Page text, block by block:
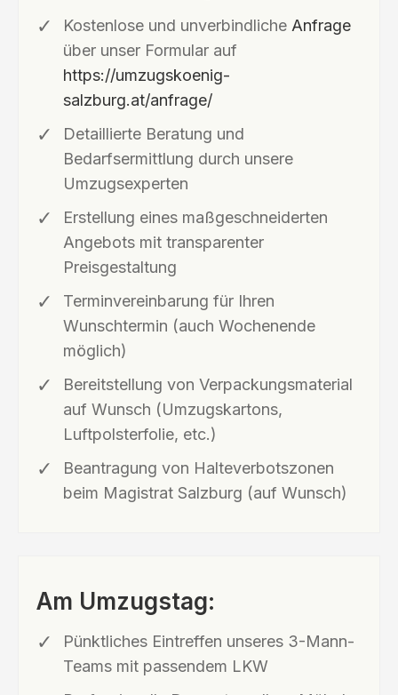
Kostenlose und unverbindliche Anfrage
über unser Formular auf
https://umzugskoenig-
salzburg.at/anfrage/
Detaillierte Beratung und
Bedarfsermittlung durch unsere
Umzugsexperten
Erstellung eines maßgeschneiderten
Angebots mit transparenter
Preisgestaltung
Terminvereinbarung für Ihren
Wunschtermin (auch Wochenende
möglich)
Bereitstellung von Verpackungsmaterial
auf Wunsch (Umzugskartons,
Luftpolsterfolie, etc.)
Beantragung von Halteverbotszonen
beim Magistrat Salzburg (auf Wunsch)
Am Umzugstag:
Pünktliches Eintreffen unseres 3-Mann-
Teams mit passendem LKW